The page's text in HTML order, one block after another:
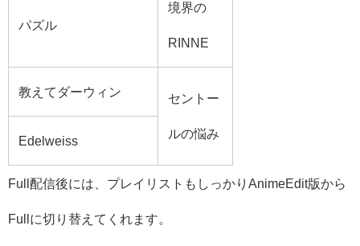
パズル
境界の
RINNE
教えてダーウィン セントー
ルの悩み
Edelweiss
Full配信後には、プレイリストもしっかりAnimeEdit版から
Fullに切り替えてくれます。